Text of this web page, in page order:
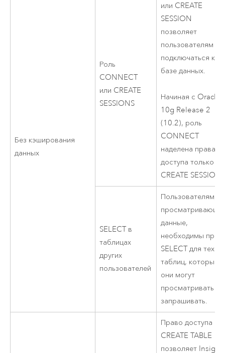
Без кэширования
данных
Роль
CONNECT
или CREATE
SESSIONS
или CREATE
SESSION
позволяет
пользователям
подключаться к
базе данных.
Начиная с Oracle
10g Release 2
(10.2), роль
CONNECT
наделена правами
доступа только
CREATE SESSION.
SELECT в
таблицах
других
пользователей
Пользователям,
данные,
необходимы
SELECT для тех
таблиц, которые
они могут
просматривать
запрашивать.
Право доступа
CREATE TABLE
позволяет